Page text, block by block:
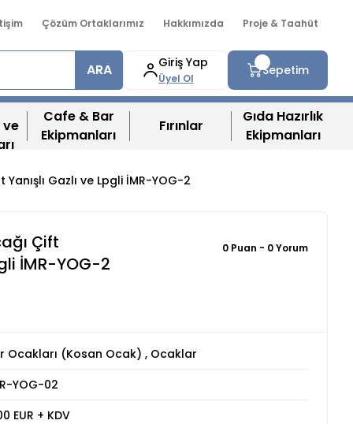
Çözüm Ortaklarımız Hakkımızda Proje & Taahüt
ARA Giriş Yap
Üyel Ol
Sepetim
ve
Cafe & Bar
Ekipmanları
Fırınlar
Gıda Hazırlık
Ekipmanları
Gazlı ve Lpgli İMR-YOG-2
Çift
İMR-YOG-2
0 Puan - 0 Yorum
Ocakları (Kosan Ocak) , Ocaklar
YOG-02
EUR + KDV